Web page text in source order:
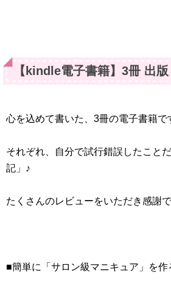
【kindle電子書籍】3冊 出
心を込めて書いた、3冊の電子書籍で
それぞれ、自分で試行錯誤したこと
記」♪
たくさんのレビューをいただき感謝で
■簡単に「サロン級マニキュア」を作